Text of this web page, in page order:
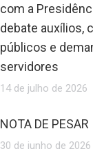
com a
debate auxílios,
públicos e
servidores
14 de julho de 2026
NOTA DE PESAR
30 de junho de 2026